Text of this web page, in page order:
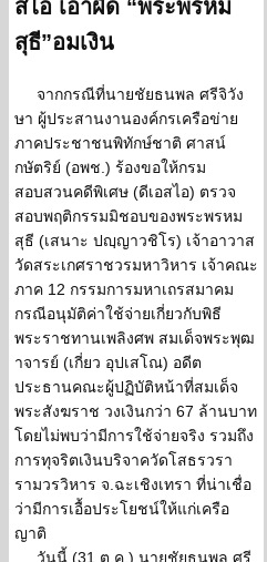
สไอ เอาผิด “พระพรหม
สุธี”อมเงิน
จากกรณีที่นายชัยธนพล ศรีจิวัง
ษา ผู้ประสานงานองค์กรเครือข่าย
ภาคประชาชนพิทักษ์ชาติ ศาสน์
กษัตริย์ (อพช.) ร้องขอให้กรม
สอบสวนคดีพิเศษ (ดีเอสไอ) ตรวจ
สอบพฤติกรรมมิชอบของพระพรหม
สุธี (เสนาะ ปญฺญาวชิโร) เจ้าอาวาส
วัดสระเกศราชวรมหาวิหาร เจ้าคณะ
ภาค 12 กรรมการมหาเถรสมาคม
กรณีอนุมัติค่าใช้จ่ายเกี่ยวกับพิธี
พระราชทานเพลิงศพ สมเด็จพระพุฒ
าจารย์ (เกี่ยว อุปเสโณ) อดีต
ประธานคณะผู้ปฏิบัติหน้าที่สมเด็จ
พระสังฆราช วงเงินกว่า 67 ล้านบาท
โดยไม่พบว่ามีการใช้จ่ายจริง รวมถึง
การทุจริตเงินบริจาควัดโสธรวรา
รามวรวิหาร จ.ฉะเชิงเทรา ที่น่าเชื่อ
ว่ามีการเอื้อประโยชน์ให้แก่เครือ
ญาติ
วันนี้ (31 ต.ค.) นายชัยธนพล ศรี